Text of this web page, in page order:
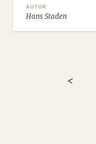
AUTOR
Hans Staden
<